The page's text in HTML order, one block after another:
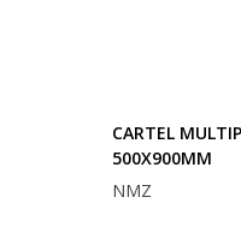
CARTEL
500X900MM
NMZ